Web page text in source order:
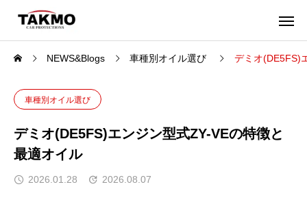
NEWS&Blogs 車種別オイル選び デミオ(DE5FS)
車種別オイル選び
デミオ(DE5FS)エンジン型式ZY-VEの特徴と
最適オイル
2026.01.28 2026.08.07